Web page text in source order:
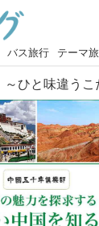
バス旅行 テーマ